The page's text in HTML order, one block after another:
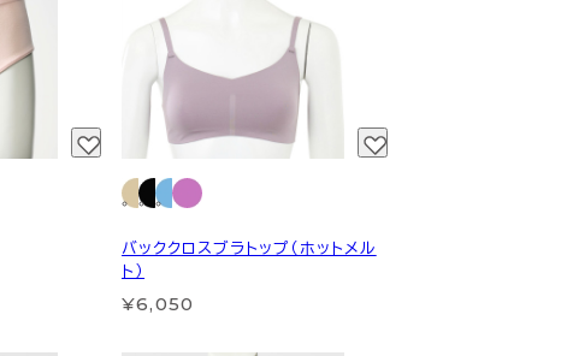
バッククロスブラトップ（ホットメル
ト）
¥6,050